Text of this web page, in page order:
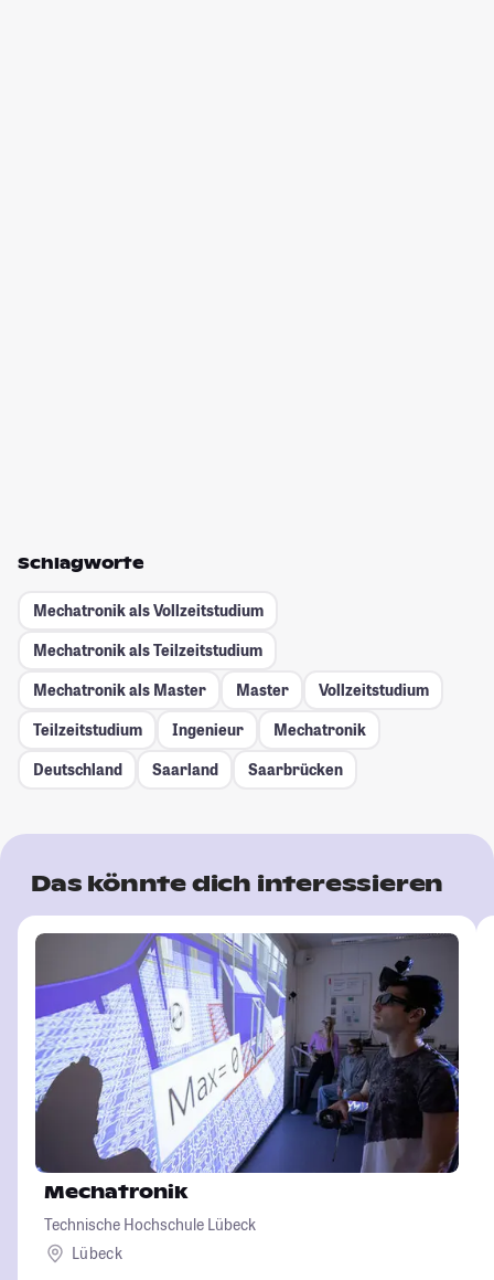
Schlagworte
Mechatronik als Vollzeitstudium
Mechatronik als Teilzeitstudium
Mechatronik als Master
Master
Vollzeitstudium
Teilzeitstudium
Ingenieur
Mechatronik
Deutschland
Saarland Saarbrücken
Das könnte dich interessieren
Mechatronik
Technische Hochschule Lübeck
Lübeck